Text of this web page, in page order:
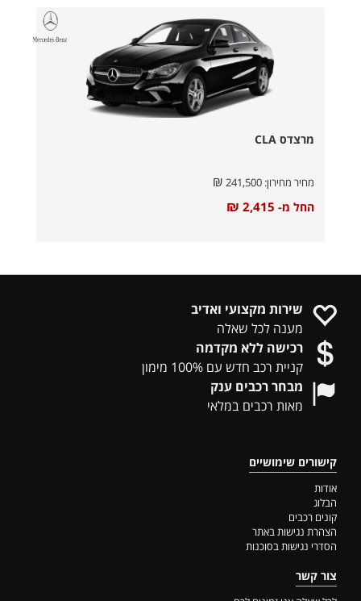
מרצדס CLA
מחיר מחירון: ₪
החל מ- ₪
שירות מקצועי ואדיב
מענה לכל שאלה
רכישה ללא מקדמה
קניית רכב חדש עם 100% מימון
מבחר רכבים ענק
מאות רכבים במלאי
קישורים שימושיים
אודות
הבלוג
קונים רכבים
הצהרת נגישות באתר
הסדרי נגישות בסוכנות
צור קשר